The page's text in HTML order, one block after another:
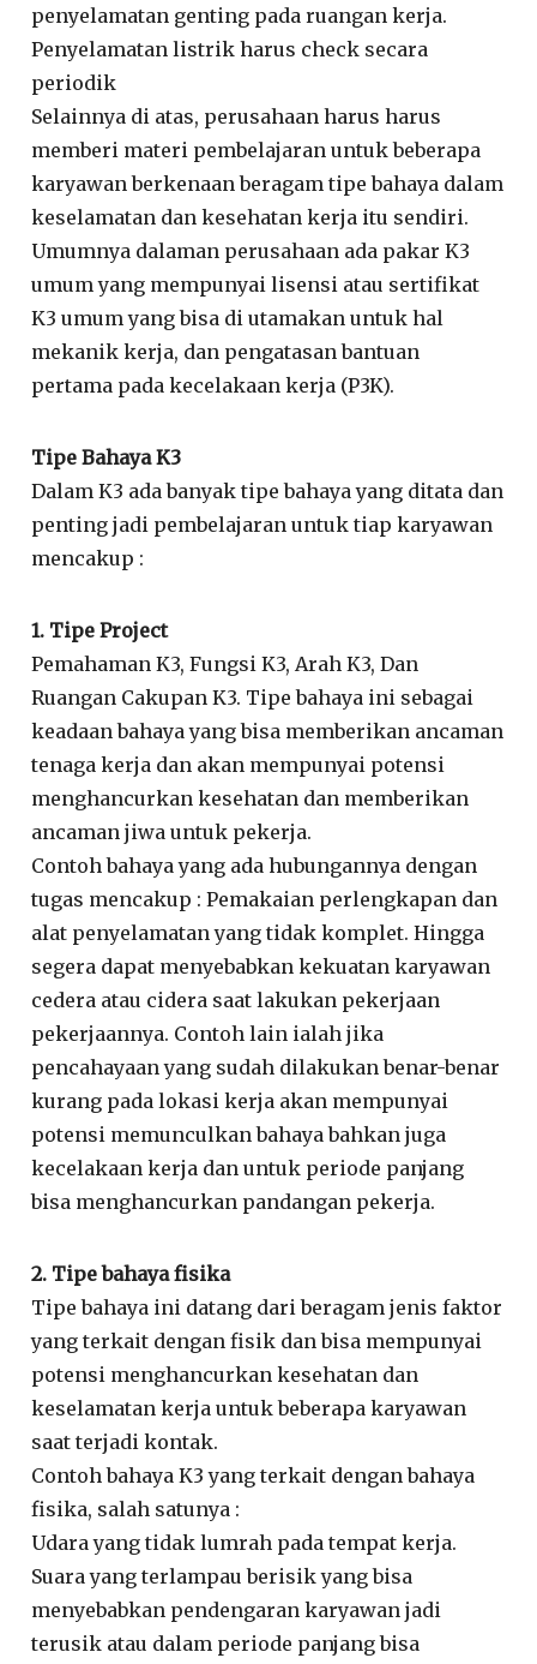
penyelamatan genting pada ruangan kerja.
Penyelamatan listrik harus check secara
periodik
Selainnya di atas, perusahaan harus harus
memberi materi pembelajaran untuk beberapa
karyawan berkenaan beragam tipe bahaya dalam
keselamatan dan kesehatan kerja itu sendiri.
Umumnya dalaman perusahaan ada pakar K3
umum yang mempunyai lisensi atau sertifikat
K3 umum yang bisa di utamakan untuk hal
mekanik kerja, dan pengatasan bantuan
pertama pada kecelakaan kerja (P3K).
Tipe Bahaya K3
Dalam K3 ada banyak tipe bahaya yang ditata dan
penting jadi pembelajaran untuk tiap karyawan
mencakup :
1. Tipe Project
Pemahaman K3, Fungsi K3, Arah K3, Dan
Ruangan Cakupan K3. Tipe bahaya ini sebagai
keadaan bahaya yang bisa memberikan ancaman
tenaga kerja dan akan mempunyai potensi
menghancurkan kesehatan dan memberikan
ancaman jiwa untuk pekerja.
Contoh bahaya yang ada hubungannya dengan
tugas mencakup : Pemakaian perlengkapan dan
alat penyelamatan yang tidak komplet. Hingga
segera dapat menyebabkan kekuatan karyawan
cedera atau cidera saat lakukan pekerjaan
pekerjaannya. Contoh lain ialah jika
pencahayaan yang sudah dilakukan benar-benar
kurang pada lokasi kerja akan mempunyai
potensi memunculkan bahaya bahkan juga
kecelakaan kerja dan untuk periode panjang
bisa menghancurkan pandangan pekerja.
2. Tipe bahaya fisika
Tipe bahaya ini datang dari beragam jenis faktor
yang terkait dengan fisik dan bisa mempunyai
potensi menghancurkan kesehatan dan
keselamatan kerja untuk beberapa karyawan
saat terjadi kontak.
Contoh bahaya K3 yang terkait dengan bahaya
fisika, salah satunya :
Udara yang tidak lumrah pada tempat kerja.
Suara yang terlampau berisik yang bisa
menyebabkan pendengaran karyawan jadi
terusik atau dalam periode panjang bisa